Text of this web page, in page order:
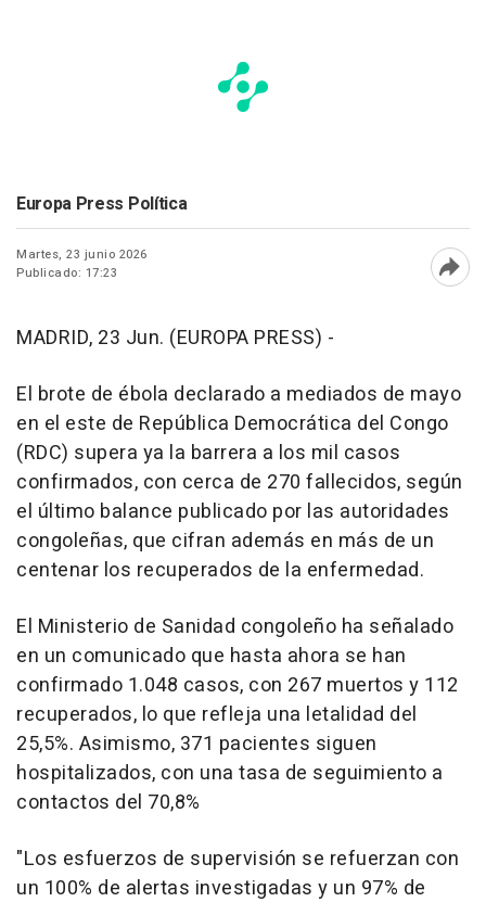
Europa Press Política
Martes, 23 junio 2026
Publicado: 17:23
MADRID, 23 Jun. (EUROPA PRESS) -
El brote de ébola declarado a mediados de mayo
en el este de República Democrática del Congo
(RDC) supera ya la barrera a los mil casos
confirmados, con cerca de 270 fallecidos, según
el último balance publicado por las autoridades
congoleñas, que cifran además en más de un
centenar los recuperados de la enfermedad.
El Ministerio de Sanidad congoleño ha señalado
en un comunicado que hasta ahora se han
confirmado 1.048 casos, con 267 muertos y 112
recuperados, lo que refleja una letalidad del
25,5%. Asimismo, 371 pacientes siguen
hospitalizados, con una tasa de seguimiento a
contactos del 70,8%
"Los esfuerzos de supervisión se refuerzan con
un 100% de alertas investigadas y un 97% de